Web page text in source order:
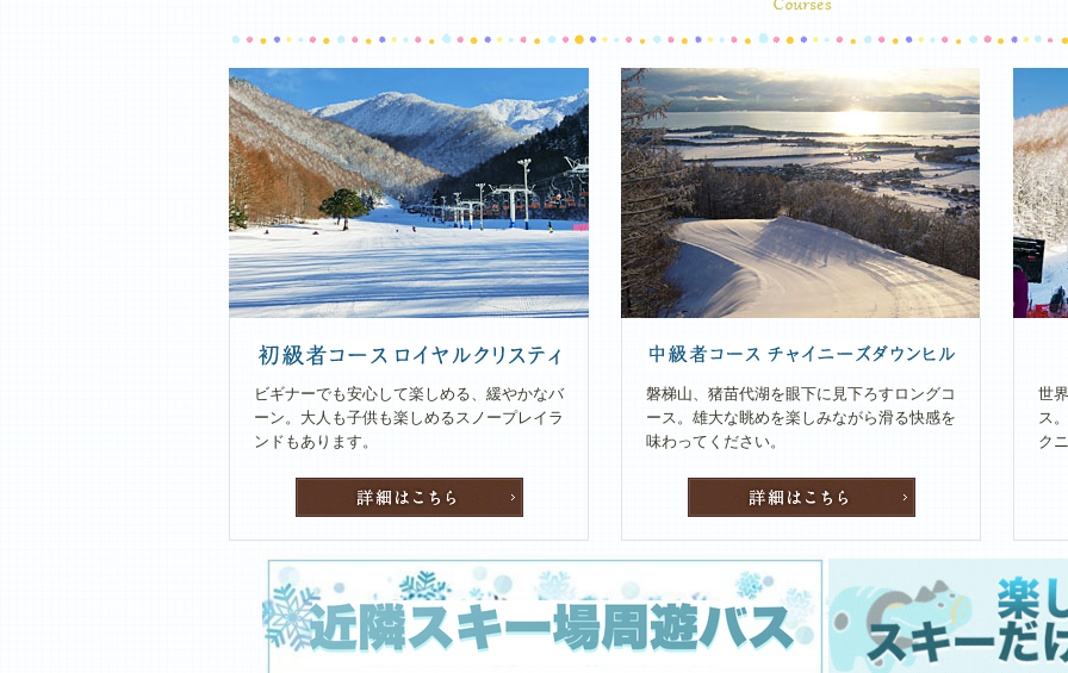
ビギナーでも安心して楽しめる、緩やかなバ
ーン。大人も子供も楽しめるスノープレイラ
ンドもあります。
磐梯山、猪苗代湖を眼下に見下ろすロングコ
ース。雄大な眺めを楽しみながら滑る快感を
味わってください。
世
ス
ク